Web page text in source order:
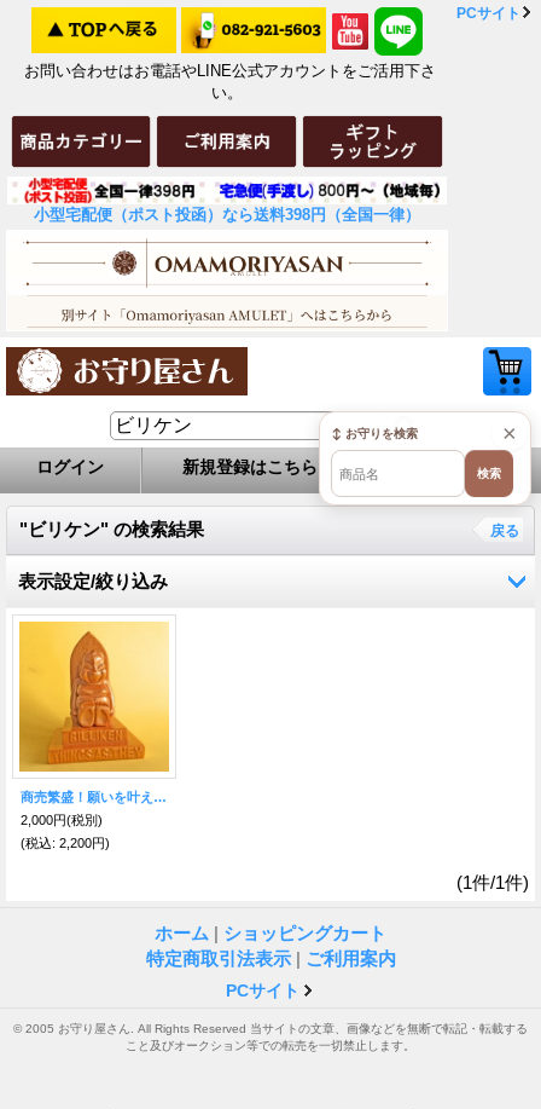
お問い合わせはお電話やLINE公式アカウントをご活用下さ
い。
小型宅配便（ポスト投函）なら送料398円（全国一律）
PCサイト
ログイン 新規登録はこちら お問い合せ
"ビリケン" の検索結果 戻る
表示設定/絞り込み
商売繁盛！願いを叶える！黄金の幸運ビリケン_オブジェ
2,000円(税別)
(税込: 2,200円)
(1件/1件)
ホーム | ショッピングカート
特定商取引法表示 | ご利用案内
PCサイト
© 2005 お守り屋さん. All Rights Reserved 当サイトの文章、画像などを無断で転記・転載する
こと及びオークション等での転売を一切禁止します。
×
↕ お守りを検索
検索